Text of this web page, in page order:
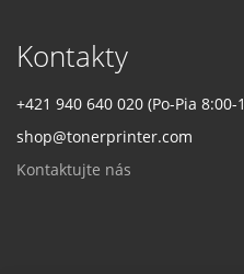
Kontakty
+421 940 640 020 (Po-Pia 8:00-
shop@tonerprinter.com
Kontaktujte nás